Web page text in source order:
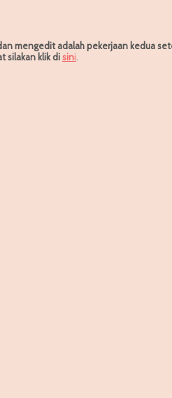
mengedit adalah pekerjaan kedua
silakan klik disini.